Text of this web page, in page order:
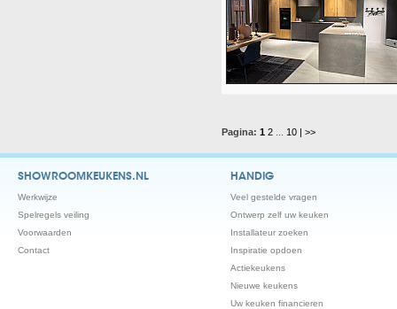
Pagina: 1 2 10 | >>
SHOWROOMKEUKENS.NL
Werkwijze
Spelregels veiling
Voorwaarden
Contact
HANDIG
Veel gestelde vragen
Ontwerp zelf uw keuken
Installateur zoeken
Inspiratie opdoen
Actiekeukens
Nieuwe keukens
Uw keuken financieren